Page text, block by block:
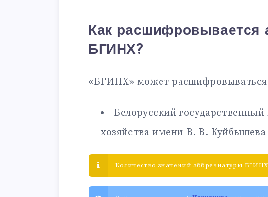
Как расшифровывается
БГИНХ?
«БГИНХ» может
Белорусский
хозяйства имени В. В. Куйбышева
Количество значений аббревиатуры